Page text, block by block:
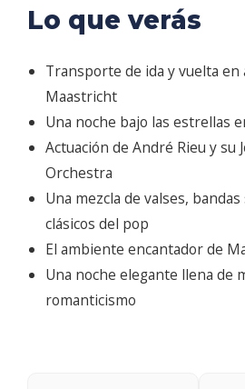
Lo que verás
Transporte de ida y vuelta en
Maastricht
Una noche bajo las estrellas
Actuación de André Rieu y su
Orchestra
Una mezcla de valses,
clásicos del pop
El ambiente encantador de
Una noche elegante llena de
romanticismo